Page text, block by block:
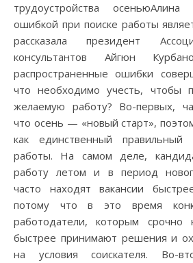
трудоустройства осеньюАлина
ошибкой при поиске работы
рассказала президент
консультантов Айгюн
распространенные ошибки
что необходимо учесть, чтобы
желаемую работу? Во-первых,
что осень — «новый старт»,
как единственный правильный
работы. На самом деле,
работу летом и в период
часто находят вакансии
потому что в это время
работодатели, которым срочно
быстрее принимают решения и
на условия соискателя. Во-